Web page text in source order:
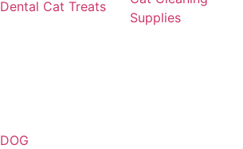
Dental Cat Treats
Supplies
DOG